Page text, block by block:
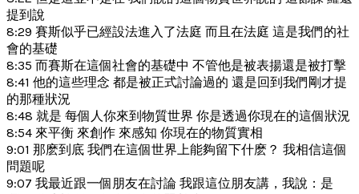
提到說
8:29 賽斯似乎已經設法進入了法庭 而且在法庭 這是我們的社
會的基礎
8:35 而賽斯在這個社會的基礎中 不管他是被表揚還是被打擊
8:41 他的這些理念 都是被正式討論過的 還是回到我們剛才提
的那種狀況
8:48 就是 每個人你來到物質世界 你是透過你現在的這個狀況
8:54 來平衡 來創作 來感知 你現在的物質實相
9:01 那麽到底 我們在這個世界上能夠留下什麽？ 我相信這個
問題呢
9:07 我最近跟一個朋友在討論 我跟這位朋友講，我說：是